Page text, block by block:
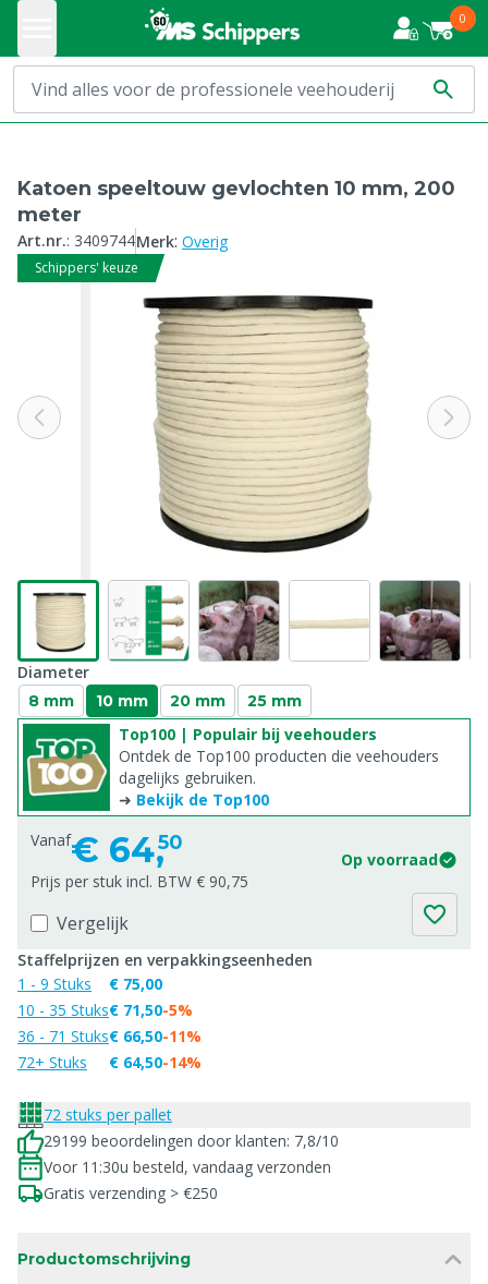
0
Katoen speeltouw gevlochten 10 mm, 200
meter
Art.nr.: 3409744Merk: Overig
Schippers' keuze
Diameter
8 mm 10 mm 20 mm 25 mm
Top100 | Populair bij veehouders
Ontdek de Top100 producten die veehouders
dagelijks gebruiken.
➜ Bekijk de Top100
Vanaf€ 64,50
Op voorraad
Prijs per stuk incl. BTW € 90,75
Vergelijk
Staffelprijzen en verpakkingseenheden
1 - 9 Stuks
10 - 35 Stuks
36 - 71 Stuks
72+ Stuks
€ 75,00
€ 71,50
€ 66,50
€ 64,50
-5%
-11%
-14%
72 stuks per pallet
29199 beoordelingen door klanten: 7,8/10
Voor 11:30u besteld, vandaag verzonden
Gratis verzending > €250
Productomschrijving